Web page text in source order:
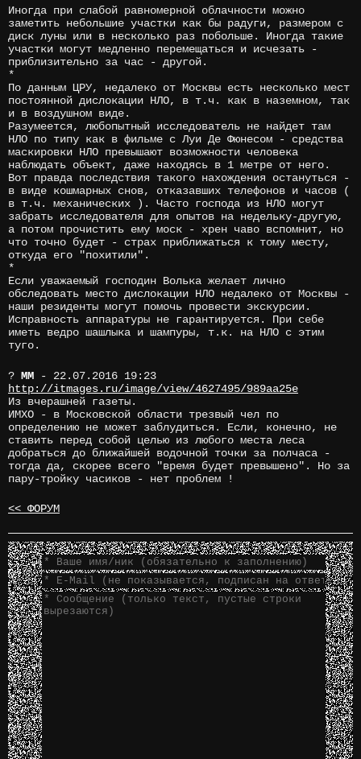
Иногда при слабой равномерной облачности можно
заметить небольшие участки как бы радуги, размером с
диск луны или в несколько раз побольше. Иногда такие
участки могут медленно перемещаться и исчезать -
приблизительно за час - другой.
*
По данным ЦРУ, недалеко от Москвы есть несколько мест
постоянной дислокации НЛО, в т.ч. как в наземном, так
и в воздушном виде.
Разумеется, любопытный исследователь не найдет там
НЛО по типу как в фильме с Луи Де Фюнесом - средства
маскировки НЛО превышают возможности человека
наблюдать объект, даже находясь в 1 метре от него.
Вот правда последствия такого нахождения остануться -
в виде кошмарных снов, отказавших телефонов и часов (
в т.ч. механических ). Часто господа из НЛО могут
забрать исследователя для опытов на недельку-другую,
а потом прочистить ему моск - хрен чаво вспомнит, но
что точно будет - страх приближаться к тому месту,
откуда его "похитили".
*
Если уважаемый господин Волька желает лично
обследовать место дислокации НЛО недалеко от Москвы -
наши резиденты могут помочь провести экскурсии.
Исправность аппаратуры не гарантируется. При себе
иметь ведро шашлыка и шампуры, т.к. на НЛО с этим
туго.
? MM - 22.07.2016 19:23
http://itmages.ru/image/view/4627495/989aa25e
Из вчерашней газеты.
ИМХО - в Московской области трезвый чел по
определению не может заблудиться. Если, конечно, не
ставить перед собой целью из любого места леса
добраться до ближайшей водочной точки за полчаса -
тогда да, скорее всего "время будет превышено". Но за
пару-тройку часиков - нет проблем !
<< ФОРУМ